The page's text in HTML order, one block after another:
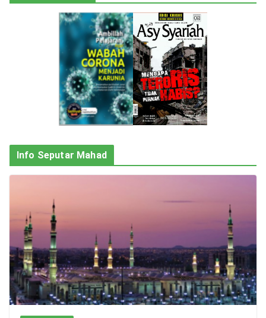
Info Seputar Mahad